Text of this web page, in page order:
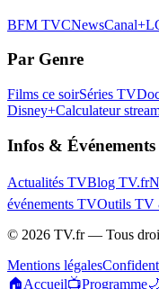
BFM TVCNewsCanal+
Par Genre
Films ce soirSéries TV
Disney+Calculateur
Infos & Événements
Actualités TVBlog TV.fr
événements TVOutils TV
© 2026 TV.fr — Tous
Mentions légales
🏠Accueil📺Programme